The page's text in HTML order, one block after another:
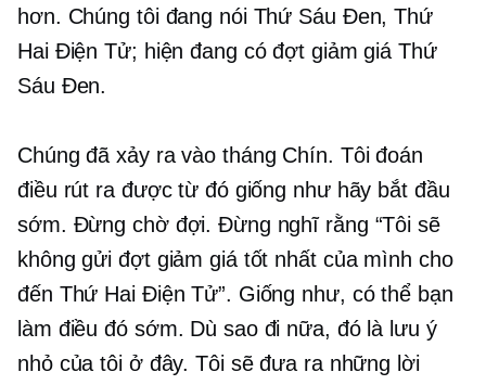
hơn. Chúng tôi đang nói Thứ Sáu Đen, Thứ
Hai Điện Tử; hiện đang có đợt giảm giá Thứ
Sáu Đen.
Chúng đã xảy ra vào tháng Chín. Tôi đoán
điều rút ra được từ đó giống như hãy bắt đầu
sớm. Đừng chờ đợi. Đừng nghĩ rằng “Tôi sẽ
không gửi đợt giảm giá tốt nhất của mình cho
đến Thứ Hai Điện Tử”. Giống như, có thể bạn
làm điều đó sớm. Dù sao đi nữa, đó là lưu ý
nhỏ của tôi ở đây. Tôi sẽ đưa ra những lời